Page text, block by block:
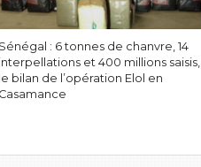
Sénégal : 6 tonnes de chanvre, 14
interpellations et 400 millions saisis,
le bilan de l’opération Elol en
Casamance